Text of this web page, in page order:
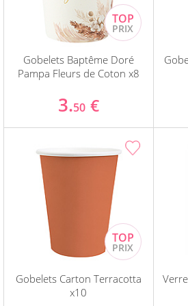
Gobelets Baptême Doré
Pampa Fleurs de Coton x8
3.50 €
Gobelets Carton Terracotta
x10